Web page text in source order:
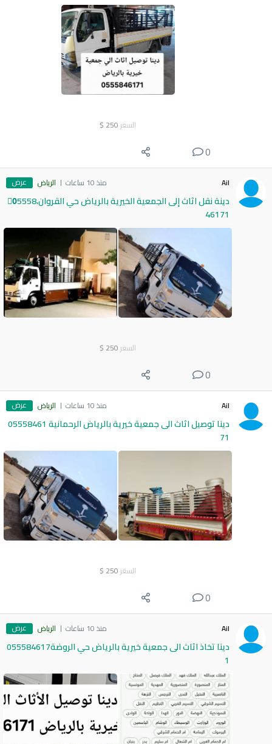
السعر 250
$
0
Ail منذ 10 ساعات الرياض عرض
دينة نقل اثاث إلى الجمعية الخيرية بالرياض حي القروان،0َ5558
46171
السعر 250
$
0
Ail منذ 10 ساعات الرياض عرض
دينا توصيل اثاث الى جمعية خيرية بالرياض الرحمانية 05558461
71
السعر 250
$
0
Ail منذ 10 ساعات الرياض عرض
دينا تخاذ اثاث الى جمعية خيرية بالرياض حي الروضة055584617
1